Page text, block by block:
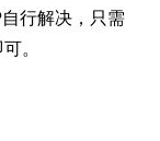
行解决，只需
。